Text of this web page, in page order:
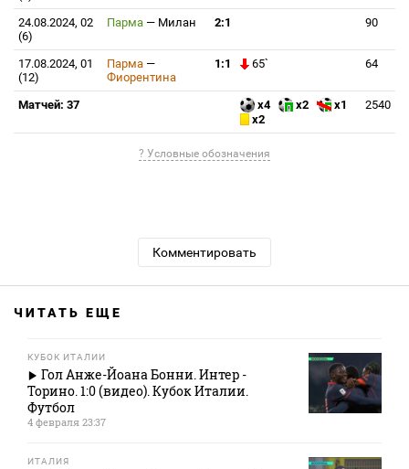
24.08.2024, 02
(6)
Парма — Милан 2:1 90
17.08.2024, 01
(12)
Парма —
Фиорентина
1:1 65` 64
Матчей: 37 x4 x2
x1
x2
2540
? Условные обозначения
Комментировать
ЧИТАТЬ ЕЩЕ
КУБОК ИТАЛИИ
Гол Анже-Йоана Бонни. Интер -
Торино. 1:0 (видео). Кубок Италии.
Футбол
4 февраля 23:37
ИТАЛИЯ